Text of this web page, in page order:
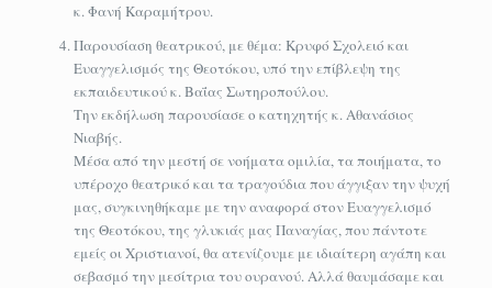
κ. Φανή Καραμήτρου.
Παρουσίαση θεατρικού, με θέμα: Κρυφό Σχολειό και
Ευαγγελισμός της Θεοτόκου, υπό την επίβλεψη της
εκπαιδευτικού κ. Βαΐας Σωτηροπούλου.
Την εκδήλωση παρουσίασε ο κατηχητής κ. Αθανάσιος
Νιαβής.
Μέσα από την μεστή σε νοήματα ομιλία, τα ποιήματα, το
υπέροχο θεατρικό και τα τραγούδια που άγγιξαν την ψυχή
μας, συγκινηθήκαμε με την αναφορά στον Ευαγγελισμό
της Θεοτόκου, της γλυκιάς μας Παναγίας, που πάντοτε
εμείς οι Χριστιανοί, θα ατενίζουμε με ιδιαίτερη αγάπη και
σεβασμό την μεσίτρια του ουρανού. Αλλά θαυμάσαμε και